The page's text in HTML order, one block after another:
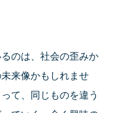
のは、社会の歪みか
来像かもしれませ
て、同じものを違う